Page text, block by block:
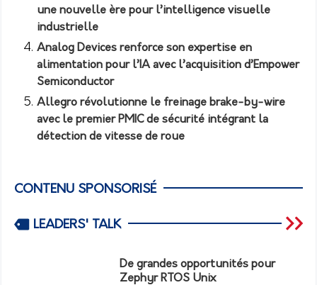
une nouvelle ère pour l’intelligence visuelle
industrielle
Analog Devices renforce son expertise en
alimentation pour l’IA avec l’acquisition d’Empower
Semiconductor
Allegro révolutionne le freinage brake-by-wire
avec le premier PMIC de sécurité intégrant la
détection de vitesse de roue
CONTENU SPONSORISÉ
LEADERS' TALK
De grandes opportunités pour
Zephyr RTOS Unix